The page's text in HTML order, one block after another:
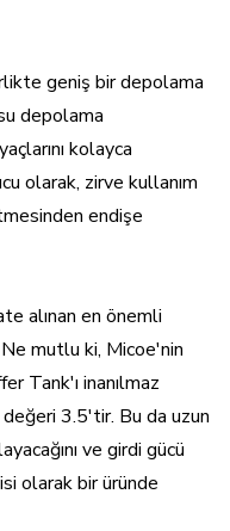
geniş bir depolama
depolama
kolayca
olarak, zirve kullanım
endişe
alınan en önemli
mutlu ki, Micoe'nin
Tank'ı inanılmaz
3.5'tir. Bu da uzun
ve girdi gücü
olarak bir üründe